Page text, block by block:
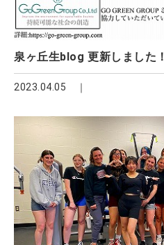
泉ヶ丘生blog 更新しました！
2023.04.05